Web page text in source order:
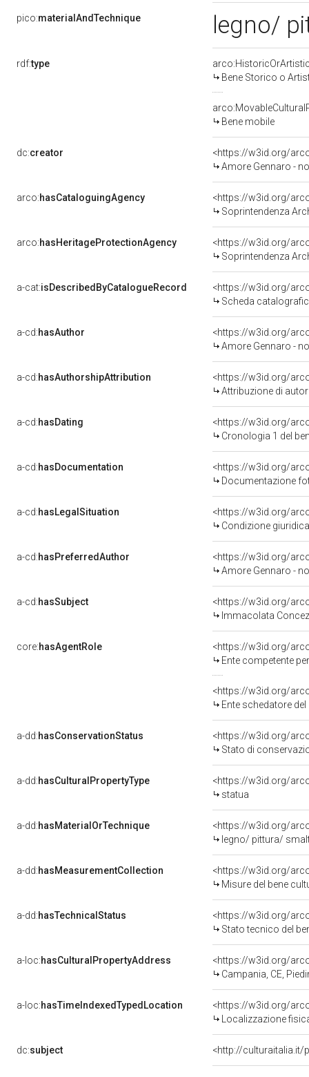
pico:materialAndTechnique legno/
rdf:type
Bene Storico o
Bene mobile
dc:creator
<https://w3id.org/
Amore Gennaro -
arco:hasCataloguingAgency
<https://w3id.org/
Soprintendenza
arco:hasHeritageProtectionAgency
<https://w3id.org/
Soprintendenza
a-cat:isDescribedByCatalogueRecord
<https://w3id.org/
Scheda
a-cd:hasAuthor
<https://w3id.org/
Amore Gennaro -
a-cd:hasAuthorshipAttribution
<https://w3id.org/
Attribuzione di
a-cd:hasDating
<https://w3id.org/
Cronologia 1 del
a-cd:hasDocumentation
Documentazione
a-cd:hasLegalSituation
Condizione
a-cd:hasPreferredAuthor
<https://w3id.org/
Amore Gennaro -
a-cd:hasSubject
<https://w3id.org/
Immacolata
core:hasAgentRole
<https://w3id.org/
Ente competente per tutela
<https://w3id.org/
Ente schedatore del
a-dd:hasConservationStatus
<https://w3id.org/
Stato di
a-dd:hasCulturalPropertyType
<https://w3id.org/
statua
a-dd:hasMaterialOrTechnique
<https://w3id.org/
legno/ pittura/
a-dd:hasMeasurementCollection
<https://w3id.org/
Misure del bene
a-dd:hasTechnicalStatus
<https://w3id.org/
Stato tecnico del
a-loc:hasCulturalPropertyAddress
<https://w3id.org/
Campania, CE,
a-loc:hasTimeIndexedTypedLocation
<https://w3id.org/
Localizzazione
dc:subject <http://culturaitalia.it/